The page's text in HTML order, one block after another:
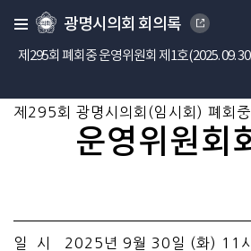
광명시의회 회의록
제295회 폐회중 운영위원회 제1호(2025. 09.
제295회 광명시의회(임시회) 폐회중
운영위원회
일 시 2025년 9월 30일 (화) 11